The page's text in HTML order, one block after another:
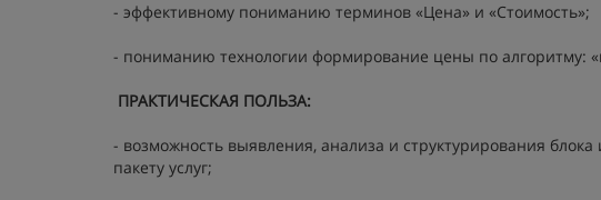
- эффективному пониманию терминов «Цена» и «Стоимость»;
- пониманию технологии формирование цены по алгоритму:
ПРАКТИЧЕСКАЯ ПОЛЬЗА:
- возможность выявления, анализа и структурирования
пакету услуг;